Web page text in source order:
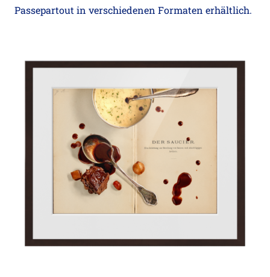
Passepartout in verschiedenen Formaten erhältlich.